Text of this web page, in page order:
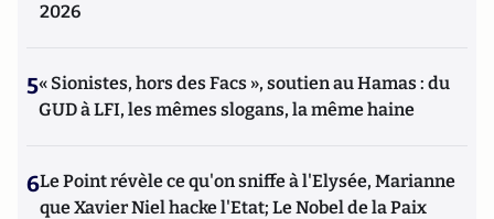
2026
5« Sionistes, hors des Facs », soutien au Hamas : du
GUD à LFI, les mêmes slogans, la même haine
6Le Point révèle ce qu'on sniffe à l'Elysée, Marianne
que Xavier Niel hacke l'Etat; Le Nobel de la Paix